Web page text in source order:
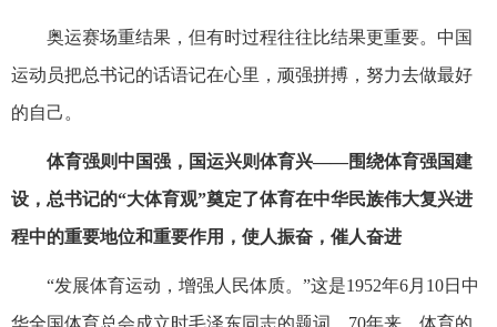
奥运赛场重结果，但有时过程往往比结果更重要。中国
运动员把总书记的话语记在心里，顽强拼搏，努力去做最好
的自己。
体育强则中国强，国运兴则体育兴——围绕体育强国建
设，总书记的“大体育观”奠定了体育在中华民族伟大复兴进
程中的重要地位和重要作用，使人振奋，催人奋进
“发展体育运动，增强人民体质。”这是1952年6月10日中
华全国体育总会成立时毛泽东同志的题词。70年来，体育的